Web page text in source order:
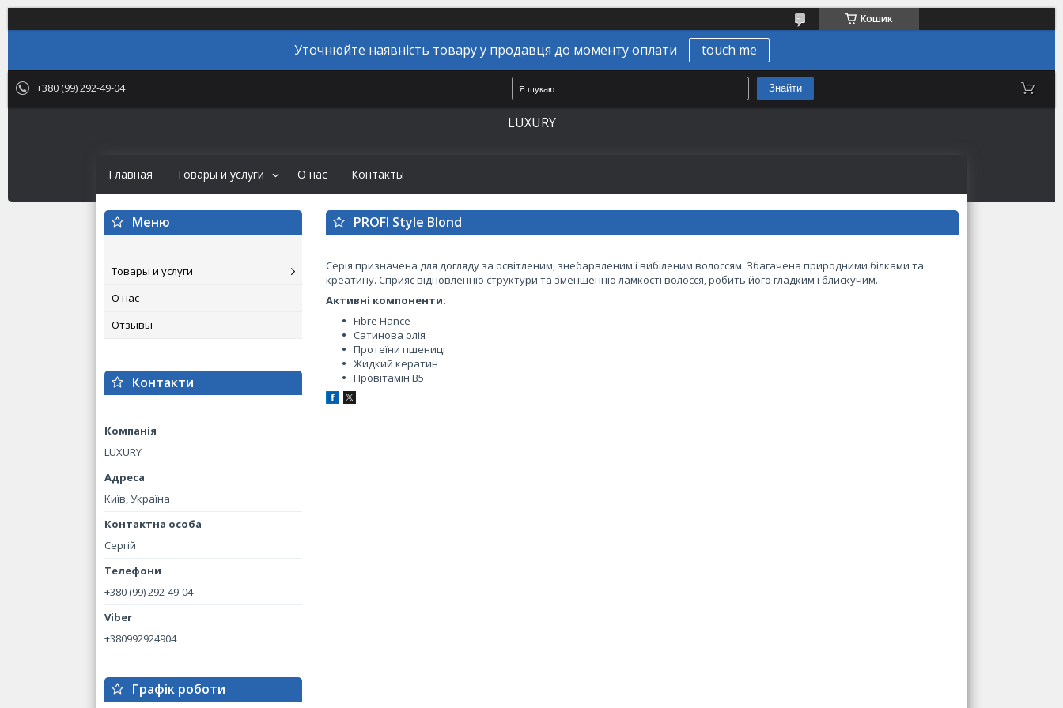
Кошик
Уточнюйте наявність товару у продавця до моменту оплати touch me
+380 (99) 292-49-04 Знайти
LUXURY
Главная Товары и услуги О нас Контакты
Товары и услуги
О нас
Отзывы
Контакти
LUXURY
Київ, Україна
Сергій
+380 (99) 292-49-04
+380992924904
Графік роботи
PROFI Style Blond
Серія призначена для догляду за освітленим, знебарвленим і вибіленим волоссям. Збагачена природними білками та
креатину. Сприяє відновленню структури та зменшенню ламкості волосся, робить його гладким і блискучим.
Активні компоненти:
Fibre Hance
Сатинова олія
Протеїни пшениці
Жидкий кератин
Провітамін В5